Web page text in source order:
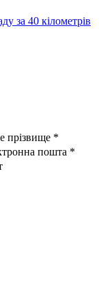
за 40 кілометрів
прізвище *
пошта *